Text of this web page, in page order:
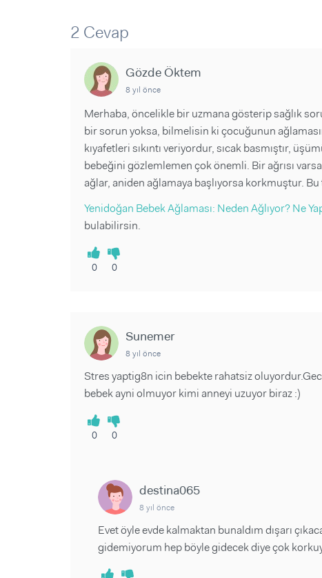
Videolar
2 Cevap
Gözde Öktem
8 yıl önce
Merhaba, öncelikle bir uzmana gösterip sağlık
bir sorun yoksa, bilmelisin ki çocuğunun
kıyafetleri sıkıntı veriyordur, sıcak basmıştır,
bebeğini gözlemlemen çok önemli. Bir ağrısı
ağlar, aniden ağlamaya başlıyorsa korkmuştur.
Yenidoğan Bebek Ağlaması: Neden Ağlıyor? Ne
bulabilirsin.
0 0
Sunemer
8 yıl önce
Stres yaptig8n icin bebekte rahatsiz
bebek ayni olmuyor kimi anneyi uzuyor biraz :)
0 0
destina065
8 yıl önce
Evet öyle evde kalmaktan bunaldım dışarı
gidemiyorum hep böyle gidecek diye çok